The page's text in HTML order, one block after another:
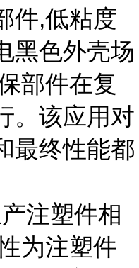
件,低粘度
黑色外壳场
部件在复
。该应用对
最终性能都
注塑件相
为注塑件